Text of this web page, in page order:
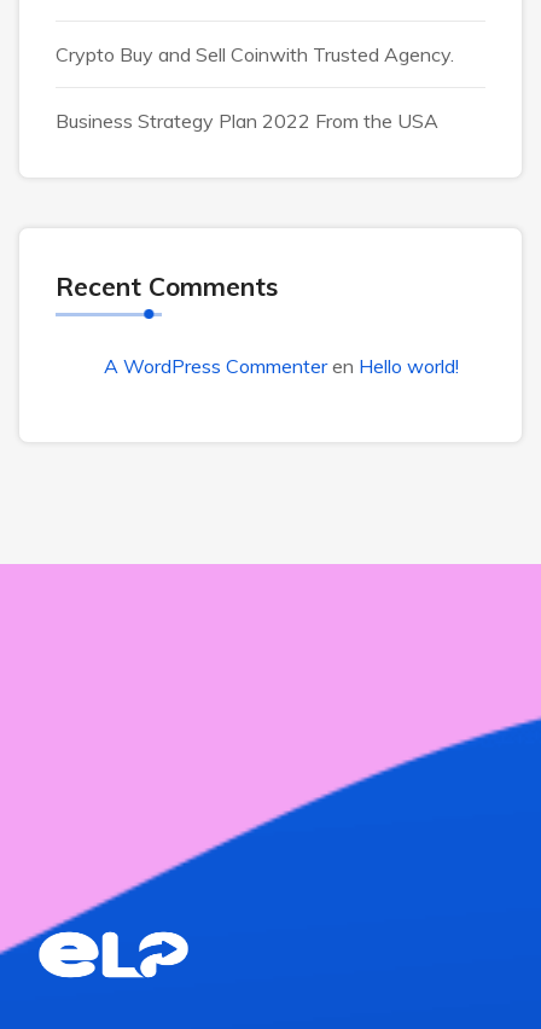
Crypto Buy and Sell Coinwith Trusted Agency.
Business Strategy Plan 2022 From the USA
Recent Comments
A WordPress Commenteren Hello world!